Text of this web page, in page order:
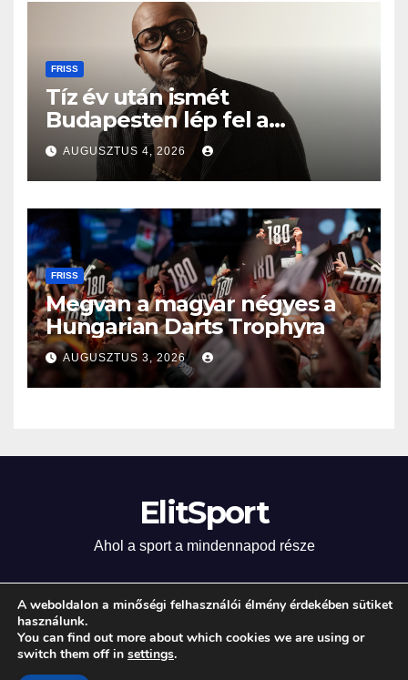
FRISS
Tíz év után ismét
Budapesten lép fel a
Grammy-díjas világsztár
AUGUSZTUS 4, 2026
FRISS
Megvan a magyar négyes a
Hungarian Darts Trophyra
AUGUSZTUS 3, 2026
ElitSport
Ahol a sport a mindennapod része
Proudly powered by WordPress|Theme: Newsup byThemeansar
A weboldalon a minőségi felhasználói élmény érdekében sütiket
használunk.
You can find out more about which cookies we are using or
switch them off in settings.